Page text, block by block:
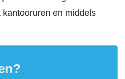
en middels